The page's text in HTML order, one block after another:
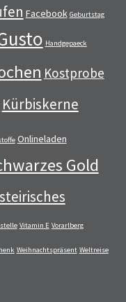
Facebook Geburtstag
Handgepaeck
Kostprobe
Kürbiskerne
Onlineladen
Gold
steirisches
Vitamin E Vorarlberg
Weihnachtspräsent Weltreise